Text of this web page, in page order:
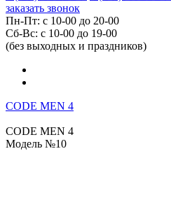
заказать звонок
Пн-Пт: с 10-00 до 20-00
Сб-Вс: с 10-00 до 19-00
(без выходных и праздников)
CODE MEN 4
CODE MEN 4
Модель №10